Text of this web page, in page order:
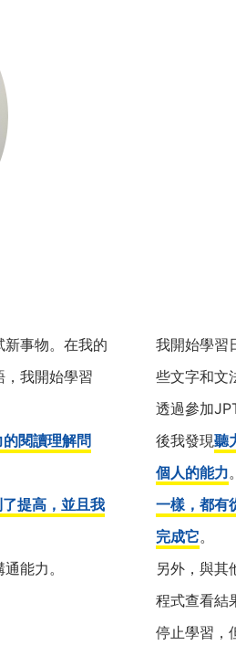
事物。在我的
我開始學習
閱讀理解問
提高，並且我
能力。
我開始學習
些文字和文
透過參加
後我發現聽
個人的能力
一樣，都有
完成它。
另外，與其
程式查看結
停止學習，